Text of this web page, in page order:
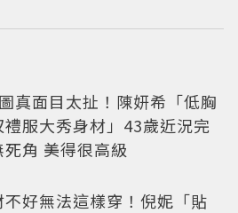
仙
真面目太扯！陳妍希「低胸
禮服大秀身材」43歲近況完
死角 美得很高級
不好無法這樣穿！倪妮「貼